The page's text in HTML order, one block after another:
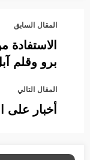
المقال السابق
الاستفادة
برو وقلم
المقال التالي
أخبار على